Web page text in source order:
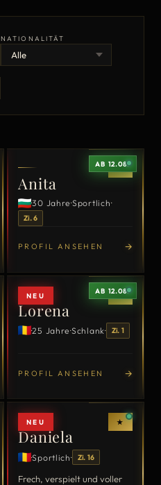
NATIONALITÄT
AB 12.08.
★
Anita
·30 Jahre·Sportlich·
Zi. 6
PROFIL ANSEHEN →
NEU
AB 12.08.
★
Lorena
·25 Jahre·Schlank· Zi. 1
PROFIL ANSEHEN →
NEU ★
Daniela
·Sportlich· Zi. 16
Frech, verspielt und voller